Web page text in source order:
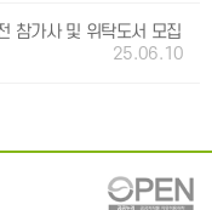
참가사 및 위탁도서 모집
25.06.10